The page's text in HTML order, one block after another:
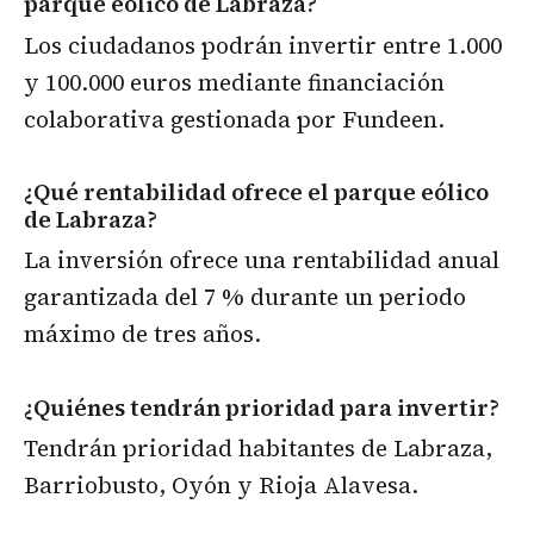
Los ciudadanos podrán invertir entre 1.000
y 100.000 euros mediante financiación
colaborativa gestionada por Fundeen.
¿Qué rentabilidad ofrece el parque eólico
de Labraza?
La inversión ofrece una rentabilidad anual
garantizada del 7 % durante un periodo
máximo de tres años.
¿Quiénes tendrán prioridad para invertir?
Tendrán prioridad habitantes de Labraza,
Barriobusto, Oyón y Rioja Alavesa.